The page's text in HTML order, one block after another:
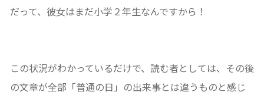
だって、彼女はまだ小学２年生なんですから！
この状況がわかっているだけで、読む者としては、その後
の文章が全部「普通の日」の出来事とは違うものと感じ